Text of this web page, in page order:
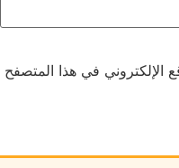
الإلكتروني في هذا المتصفح